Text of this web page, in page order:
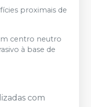
proximais de
centro neutro
à base de
com